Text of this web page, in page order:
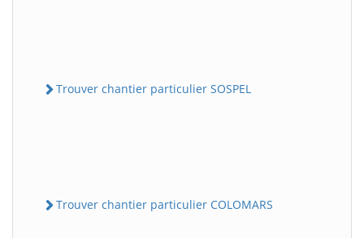
Trouver chantier particulier SOSPEL
Trouver chantier particulier COLOMARS